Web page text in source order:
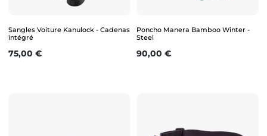
Sangles Voiture Kanulock - Cadenas
intégré
Prix
75,00 €
Poncho Manera Bamboo Winter -
Steel
Prix
90,00 €